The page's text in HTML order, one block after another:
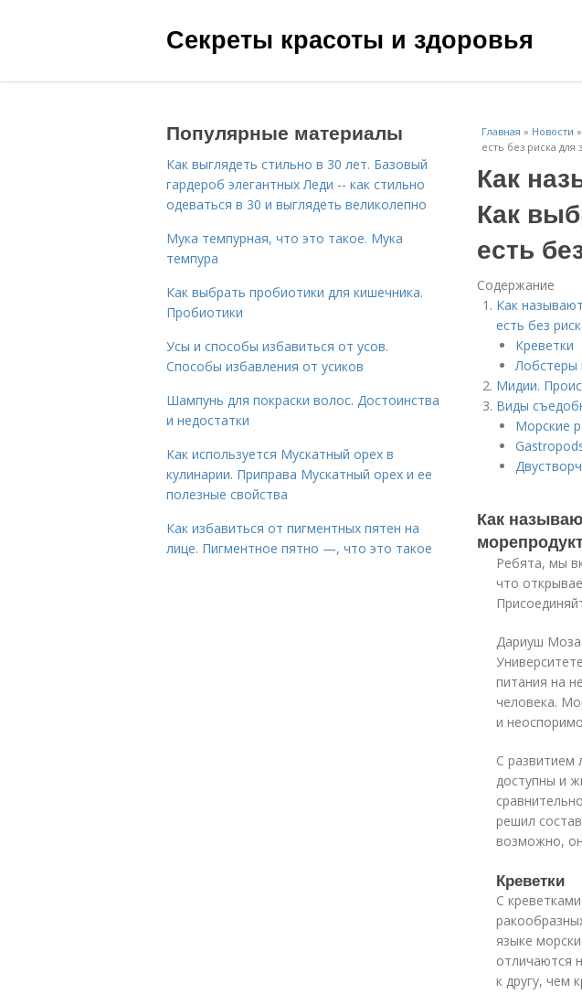
Секреты красоты и здоровья
Главная » Новости »
есть без риска для
Как
Как
есть
Содержание
Как
есть без
Креветки
Лобстеры
Мидии.
Виды
Морские
Как
Ребята, мы
что
Дариуш
питания на
человека.
и
С развитием
доступны и
решил
возможно,
Креветки
С
языке
отличаются
к другу, чем
Популярные материалы
Как выглядеть стильно в 30 лет. Базовый
гардероб элегантных Леди -- как стильно
одеваться в 30 и выглядеть великолепно
Мука темпурная, что это такое. Мука
темпура
Как выбрать пробиотики для кишечника.
Пробиотики
Усы и способы избавиться от усов.
Способы избавления от усиков
Шампунь для покраски волос. Достоинства
и недостатки
Как используется Мускатный орех в
кулинарии. Приправа Мускатный орех и ее
полезные свойства
Как избавиться от пигментных пятен на
лице. Пигментное пятно —, что это такое